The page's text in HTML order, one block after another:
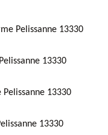
Pelissanne 13330
13330
13330
13330